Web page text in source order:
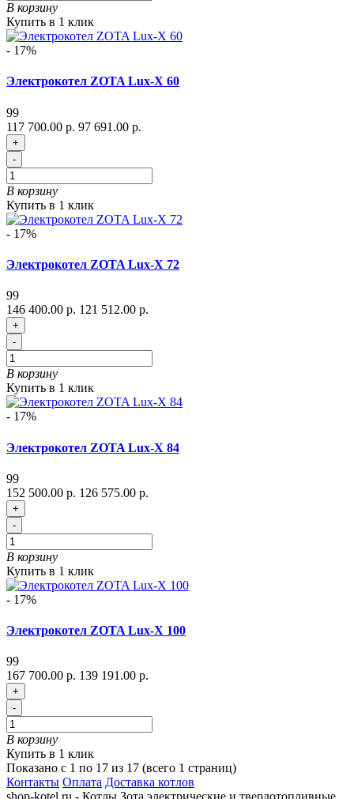
В корзину
Купить в 1 клик
- 17%
Электрокотел ZOTA Lux-X 60
99
117 700.00 р. 97 691.00 р.
+
-
В корзину
Купить в 1 клик
- 17%
Электрокотел ZOTA Lux-X 72
99
146 400.00 р. 121 512.00 р.
+
-
В корзину
Купить в 1 клик
- 17%
Электрокотел ZOTA Lux-X 84
99
152 500.00 р. 126 575.00 р.
+
-
В корзину
Купить в 1 клик
- 17%
Электрокотел ZOTA Lux-X 100
99
167 700.00 р. 139 191.00 р.
+
-
В корзину
Купить в 1 клик
Показано с 1 по 17 из 17 (всего 1 страниц)
Контакты Оплата Доставка котлов